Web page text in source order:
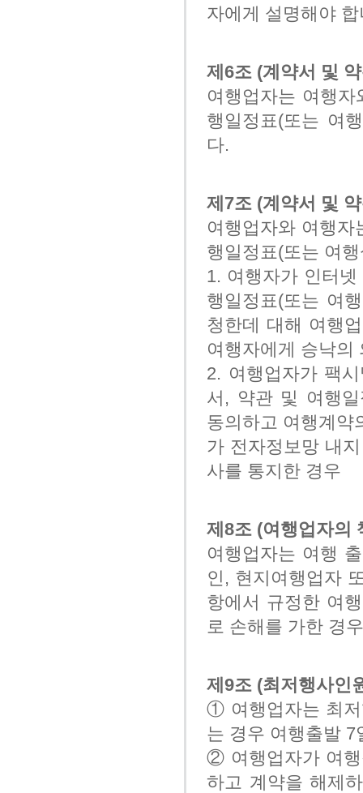
자에게 설명해야
제6조 (계약서 및
여행업자는 여행
행일정표(또는 여
다.
제7조 (계약서 및
여행업자와 여행
행일정표(또는 여
1. 여행자가 인터
행일정표(또는 여
청한데 대해 여행
여행자에게 승낙의
2. 여행업자가 팩
서, 약관 및 여행
동의하고 여행계약
가 전자정보망 내
사를 통지한 경우
제8조 (여행업자의
여행업자는 여행
인, 현지여행업자
항에서 규정한 여
로 손해를 가한 경
제9조 (최저행사인
① 여행업자는 최저
는 경우 여행출발
② 여행업자가 여행
하고 계약을 해제